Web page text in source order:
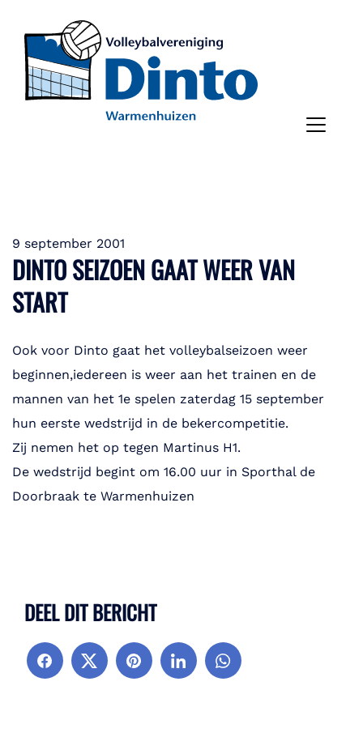
9 september 2001
DINTO SEIZOEN GAAT WEER VAN
START
Ook voor Dinto gaat het volleybalseizoen weer
beginnen,iedereen is weer aan het trainen en de
mannen van het 1e spelen zaterdag 15 september
hun eerste wedstrijd in de bekercompetitie.
Zij nemen het op tegen Martinus H1.
De wedstrijd begint om 16.00 uur in Sporthal de
Doorbraak te Warmenhuizen
DEEL DIT BERICHT